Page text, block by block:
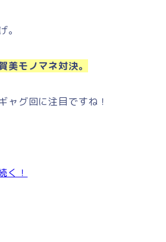
。
美モノマネ対決。
ャグ回に注目ですね！
！